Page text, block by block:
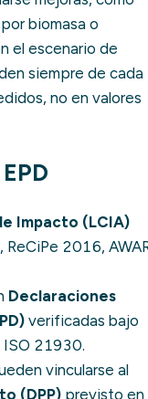
biomasa o
el escenario de
siempre de cada
no en valores
Impacto (LCIA)
2016,
Declaraciones
verificadas bajo
21930.
vincularse al
(DPP) previsto en